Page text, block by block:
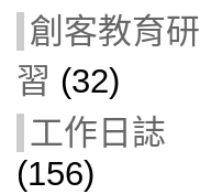
創客教育研
習 (32)
工作日誌
(156)